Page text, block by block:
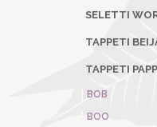
SELETTI
TAPPETI
TAPPETI
BOB
BOO